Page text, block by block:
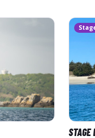
STAGE